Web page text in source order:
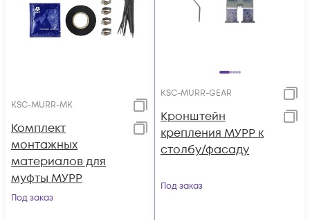
KSC-MURR-MK
Комплект
монтажных
материалов для
муфты МУРР
Под заказ
KSC-MURR-GEAR
Кронштейн
крепления МУРР к
столбу/фасаду
Под заказ